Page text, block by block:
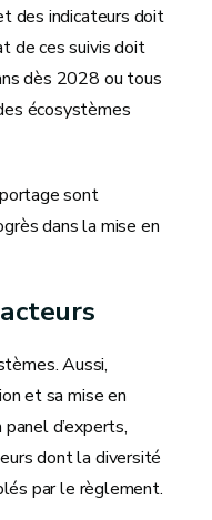
des indicateurs doit
de ces suivis doit
dès 2028 ou tous
écosystèmes
sont
dans la mise en
Aussi,
et sa mise en
d’experts,
dont la diversité
par le règlement.